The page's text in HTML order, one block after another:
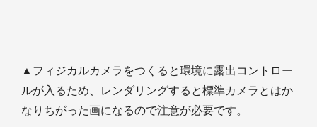
▲フィジカルカメラをつくると環境に露出コントロー
ルが入るため、レンダリングすると標準カメラとはか
なりちがった画になるので注意が必要です。